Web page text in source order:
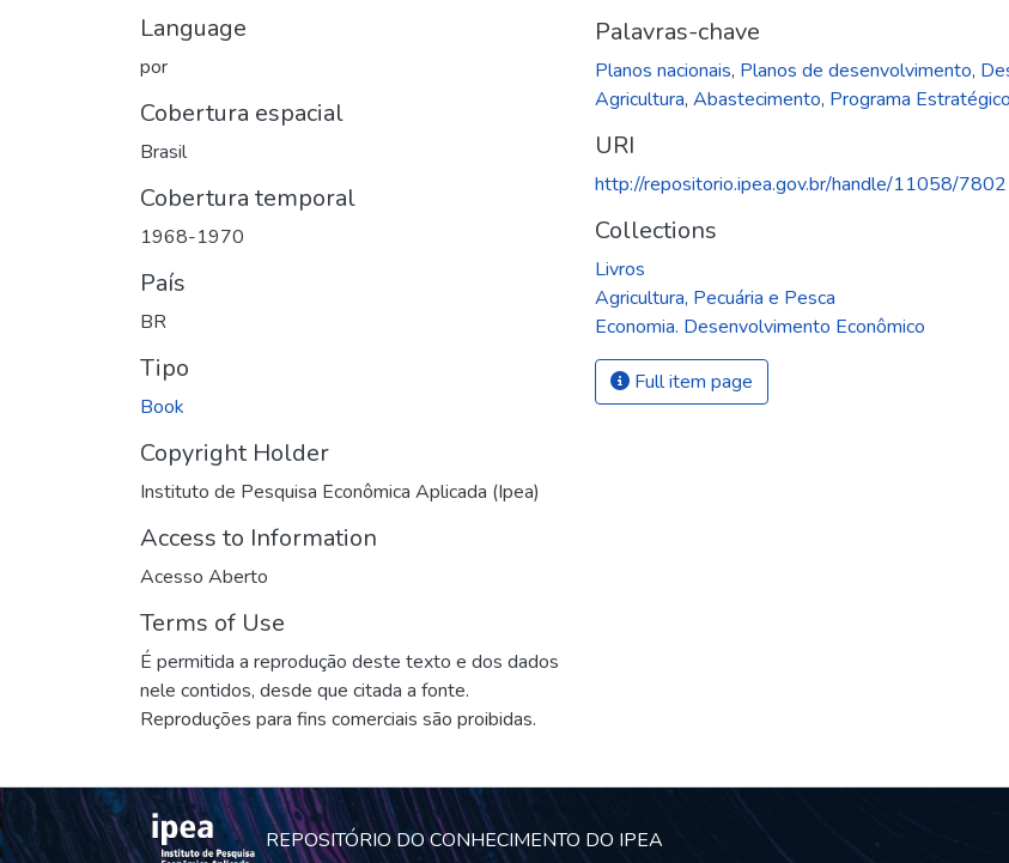
Language
por
Cobertura espacial
Brasil
Cobertura temporal
1968-1970
País
BR
Tipo
Book
Copyright Holder
Instituto de Pesquisa Econômica Aplicada (Ipea)
Access to Information
Acesso Aberto
Terms of Use
É permitida a reprodução deste texto e dos dados
nele contidos, desde que citada a fonte.
Reproduções para fins comerciais são proibidas.
Palavras-chave
Planos nacionais, Planos de desenvolvimento,
Agricultura, Abastecimento, Programa
URI
http://repositorio.ipea.gov.br/handle/11058/7802
Collections
Livros
Agricultura, Pecuária e Pesca
Economia. Desenvolvimento Econômico
Full item page
REPOSITÓRIO DO CONHECIMENTO DO IPEA